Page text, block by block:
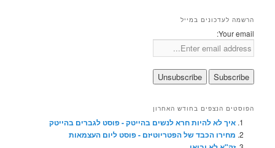
הרשמה לעדכונים במייל
Your email:
הפוסטים הנצפים בחודש האחרון
איך לא להיות חרא לנשים בהייטק - פוסט לגברים בהייטק
מחירו הכבד של הפטריוטיזם - פוסט ליום העצמאות